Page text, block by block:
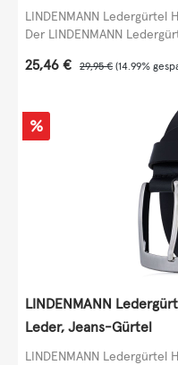
LINDENMANN
Der LINDENMANN
Verkaufspreis:
25,46 € Regulärer Preis:
29,95 € (14.99%
Rabatt
%
LINDENMANN
Leder, Jeans-Gürtel
LINDENMANN